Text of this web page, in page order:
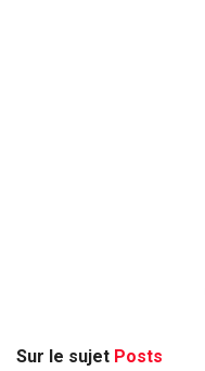
Sur le sujet Posts